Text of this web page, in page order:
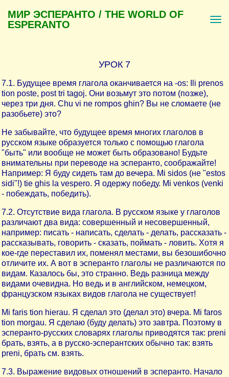
МИР ЭСПЕРАНТО / THE WORLD OF
ESPERANTO
УРОК 7
7.1. Будущее время глагола оканчивается на -os: Ili prenos
tion poste, post tri tagoj. Они возьмут это потом (позже),
через три дня. Chu vi ne rompos ghin? Вы не сломаете (не
разобьете) это?
Не забывайте, что будущее время многих глаголов в
русском языке образуется только с помощью глагола
"быть" или вообще не может быть образовано! Будьте
внимательны при переводе на эсперанто, соображайте!
Например: Я буду сидеть там до вечера. Mi sidos (не "estos
sidi"!) tie ghis la vespero. Я одержу победу. Mi venkos (venki
- побеждать, победить).
7.2. Отсутствие вида глагола. В русском языке у глаголов
различают два вида: совершенный и несовершенный,
например: писать - написать, сделать - делать, рассказать -
рассказывать, говорить - сказать, поймать - ловить. Хотя я
кое-где переставил их, поменял местами, вы безошибочно
отличите их. А вот в эсперанто глаголы не различаются по
видам. Казалось бы, это странно. Ведь разница между
видами очевидна. Но ведь и в английском, немецком,
французском языках видов глагола не существует!
Mi faris tion hierau. Я сделал это (делал это) вчера. Mi faros
tion morgau. Я сделаю (буду делать) это завтра. Поэтому в
эсперанто-русских словарях глаголы приводятся так: preni
брать, взять, а в русско-эсперантских обычно так: взять
preni, брать см. взять.
7.3. Выражение видовых отношений в эсперанто. Начало